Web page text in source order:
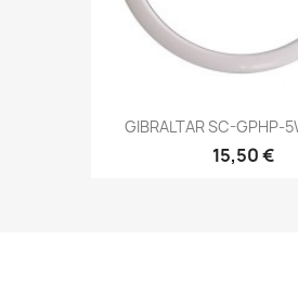
GIBRALTAR SC-GPHP-
15,50 €